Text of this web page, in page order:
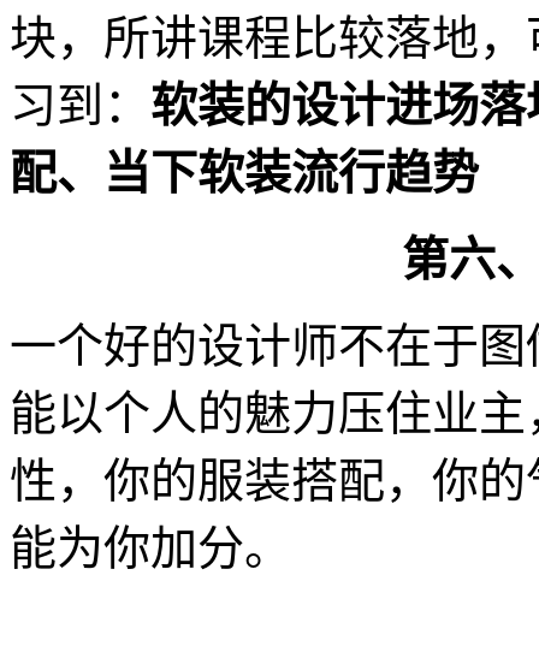
块，所讲课程比较落地
习到： 软装的设计进场
配、当下软装流行趋势
第六
一个好的设计师不在于
能以个人的魅力压住业
性，你的服装搭配，你
能为你加分。